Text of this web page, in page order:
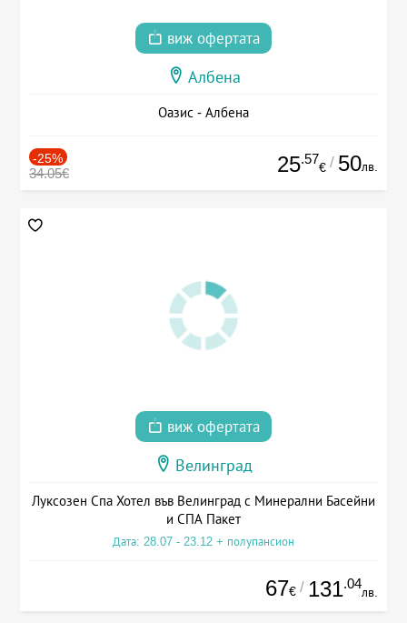
виж офертата
Албена
Оазис - Албена
-25%
34.05€ 25.57
€ / 50лв.
виж офертата
Велинград
Луксозен Спа Хотел във Велинград с Минерални Басейни
и СПА Пакет
Дата: 28.07 - 23.12 + полупансион
67€ / 131.04
лв.